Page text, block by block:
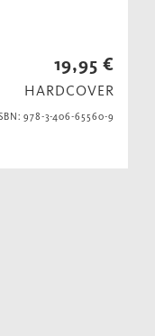
19,95 €
HARDCOVER
978-3-406-65560-9